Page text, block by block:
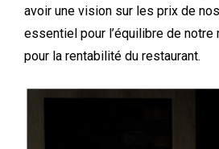
avoir une vision sur les prix de
essentiel pour l’équilibre de notre
pour la rentabilité du restaurant.